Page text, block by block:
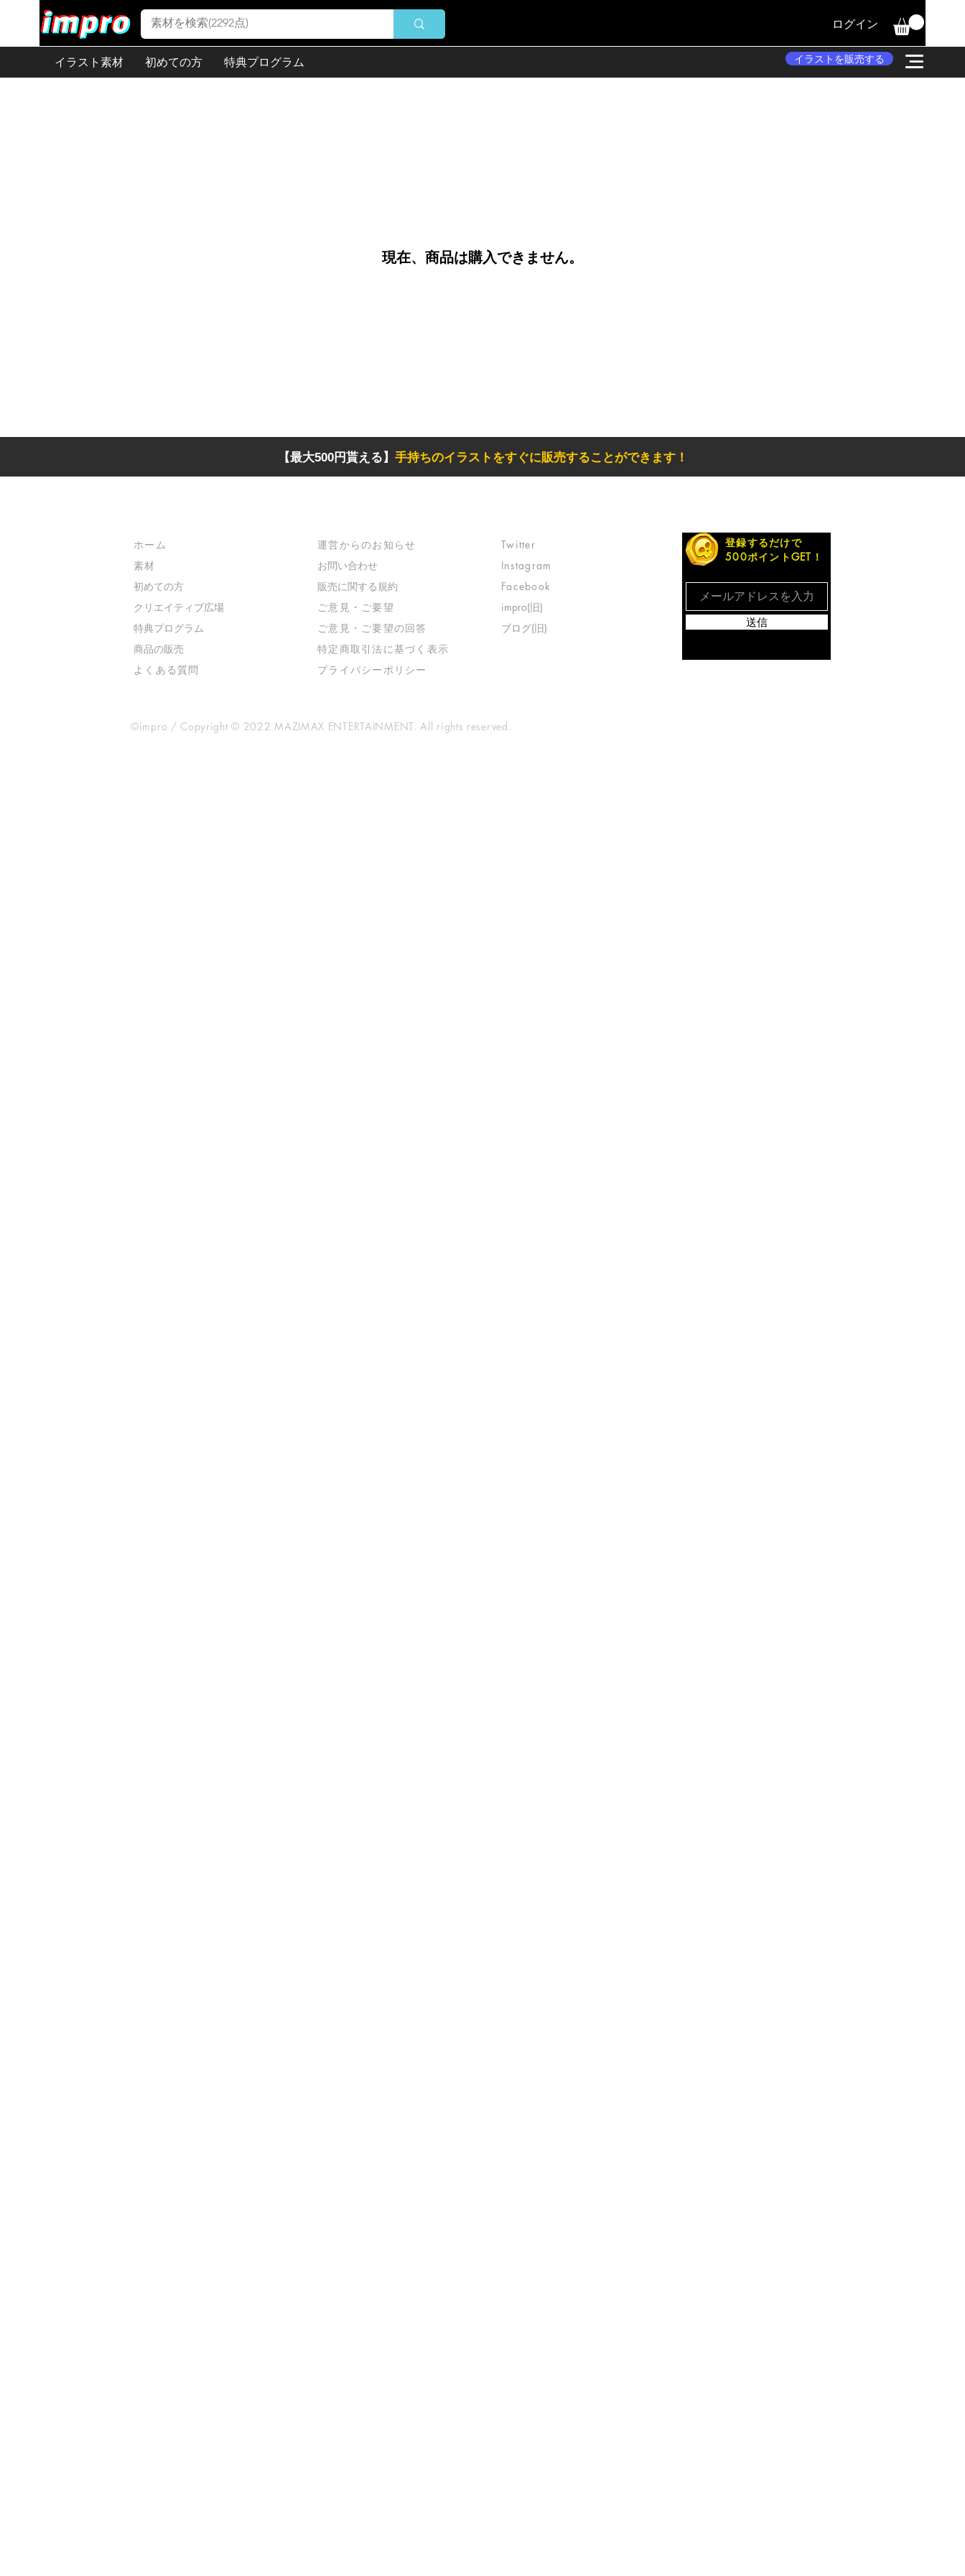
ログイン
イラスト素材 初めての方 特典プログラム イラストを販売する
現在、商品は購入できません。
【最大500円貰える】 手持ちのイラストをすぐに販売することができます！
ホーム
素材
初めての方
​クリエイティブ広場
​特典プログラム
​商品の販売
よくある質問
​運営からのお知らせ
お問い合わせ
​販売に関する規約
​ご意見・ご要望
​ご意見・ご要望の回答
特定商取引法に基づく表示
​プライバシーポリシー
Twitter
Instagram
Facebook
impro(旧)​
ブログ(旧)
登録するだけで
500ポイントGET！
送信
©impro / Copyright © 2022 MAZIMAX ENTERTAINMENT. All rights reserved.